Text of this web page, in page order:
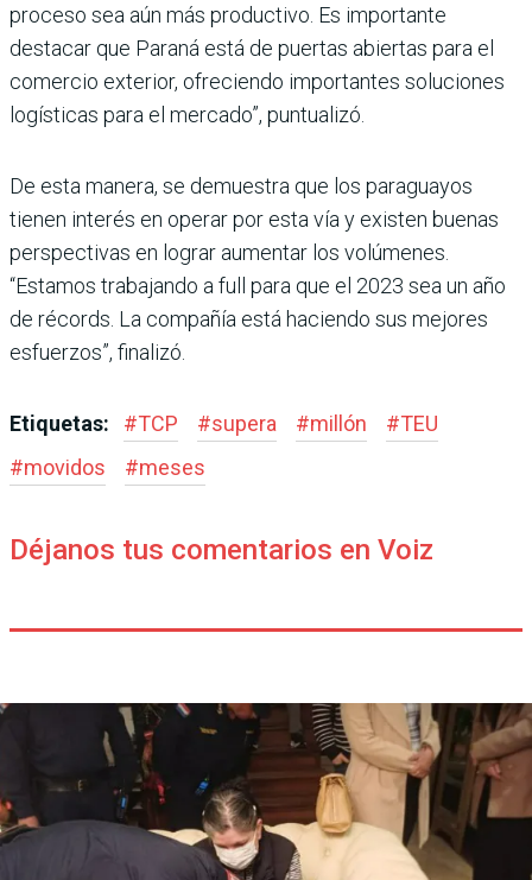
proceso sea aún más productivo. Es importante
destacar que Paraná está de puertas abiertas para el
comercio exterior, ofreciendo importantes soluciones
logísticas para el mercado”, puntualizó.
De esta manera, se demuestra que los paraguayos
tienen interés en operar por esta vía y existen buenas
perspectivas en lograr aumentar los volúmenes.
“Estamos trabajando a full para que el 2023 sea un año
de récords. La compañía está haciendo sus mejores
esfuerzos”, finalizó.
Etiquetas: #TCP #supera #millón #TEU
#movidos #meses
Déjanos tus comentarios en Voiz